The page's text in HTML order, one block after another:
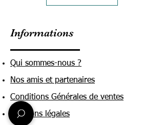
Informations
Qui sommes-nous ?
Nos amis et partenaires
Conditions Générales de ventes
Mentions légales